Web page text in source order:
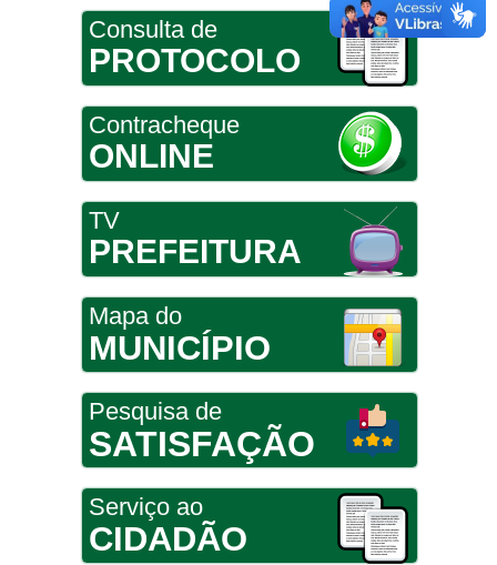
Consulta de
PROTOCOLO
Contracheque
ONLINE
TV
PREFEITURA
Mapa do
MUNICÍPIO
Pesquisa de
SATISFAÇÃO
Serviço ao
CIDADÃO